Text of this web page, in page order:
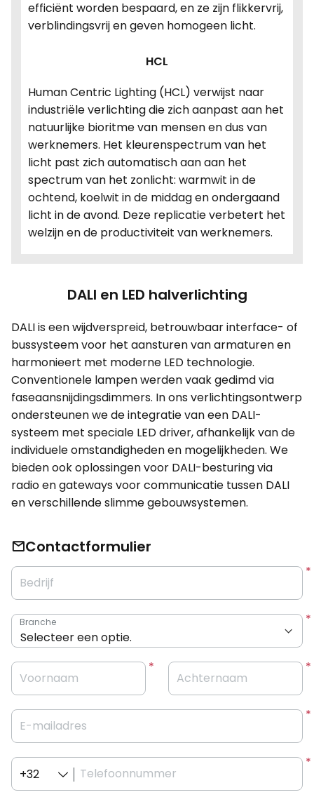
efficiënt worden bespaard, en ze zijn flikkervrij,
verblindingsvrij en geven homogeen licht.
HCL
Human Centric Lighting (HCL) verwijst naar
industriële verlichting die zich aanpast aan het
natuurlijke bioritme van mensen en dus van
werknemers. Het kleurenspectrum van het
licht past zich automatisch aan aan het
spectrum van het zonlicht: warmwit in de
ochtend, koelwit in de middag en ondergaand
licht in de avond. Deze replicatie verbetert het
welzijn en de productiviteit van werknemers.
DALI en LED halverlichting
DALI is een wijdverspreid, betrouwbaar interface- of
bussysteem voor het aansturen van armaturen en
harmonieert met moderne LED technologie.
Conventionele lampen werden vaak gedimd via
faseaansnijdingsdimmers. In ons verlichtingsontwerp
ondersteunen we de integratie van een DALI-
systeem met speciale LED driver, afhankelijk van de
individuele omstandigheden en mogelijkheden. We
bieden ook oplossingen voor DALI-besturing via
radio en gateways voor communicatie tussen DALI
en verschillende slimme gebouwsystemen.
Contactformulier
Bedrijf
Branche
Voornaam Achternaam
E-mailadres
Telefoonnummer
+32